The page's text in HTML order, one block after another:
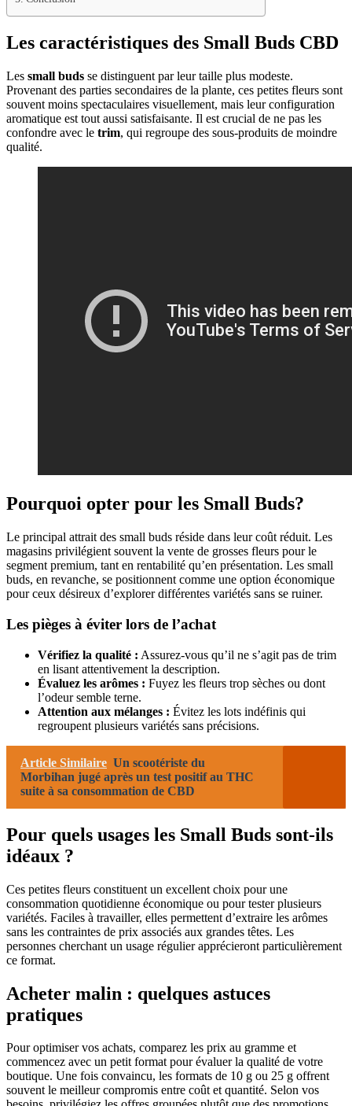
Les caractéristiques des Small Buds CBD
Les small buds se distinguent par leur taille plus modeste.
Provenant des parties secondaires de la plante, ces petites fleurs sont
souvent moins spectaculaires visuellement, mais leur configuration
aromatique est tout aussi satisfaisante. Il est crucial de ne pas les
confondre avec le trim, qui regroupe des sous-produits de moindre
qualité.
Pourquoi opter pour les Small Buds?
Le principal attrait des small buds réside dans leur coût réduit. Les
magasins privilégient souvent la vente de grosses fleurs pour le
segment premium, tant en rentabilité qu’en présentation. Les small
buds, en revanche, se positionnent comme une option économique
pour ceux désireux d’explorer différentes variétés sans se ruiner.
Les pièges à éviter lors de l’achat
Vérifiez la qualité : Assurez-vous qu’il ne s’agit pas de trim
en lisant attentivement la description.
Évaluez les arômes : Fuyez les fleurs trop sèches ou dont
l’odeur semble terne.
Attention aux mélanges : Évitez les lots indéfinis qui
regroupent plusieurs variétés sans précisions.
Article Similaire Un scootériste du
Morbihan jugé après un test positif au THC
suite à sa consommation de CBD
Pour quels usages les Small Buds sont-ils
idéaux ?
Ces petites fleurs constituent un excellent choix pour une
consommation quotidienne économique ou pour tester plusieurs
variétés. Faciles à travailler, elles permettent d’extraire les arômes
sans les contraintes de prix associés aux grandes têtes. Les
personnes cherchant un usage régulier apprécieront particulièrement
ce format.
Acheter malin : quelques astuces
pratiques
Pour optimiser vos achats, comparez les prix au gramme et
commencez avec un petit format pour évaluer la qualité de votre
boutique. Une fois convaincu, les formats de 10 g ou 25 g offrent
souvent le meilleur compromis entre coût et quantité. Selon vos